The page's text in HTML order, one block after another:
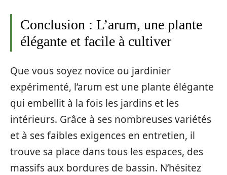
Conclusion : L’arum, une plante
élégante et facile à cultiver
Que vous soyez novice ou jardinier
expérimenté, l’arum est une plante élégante
qui embellit à la fois les jardins et les
intérieurs. Grâce à ses nombreuses variétés
et à ses faibles exigences en entretien, il
trouve sa place dans tous les espaces, des
massifs aux bordures de bassin. N’hésitez